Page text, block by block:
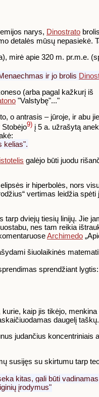
narys, Dinostrato
detalės mūsų nepasiekė.
mirė apie 320 m. pr.m.e.
ir jo brolis
(arba pagal kažkurį iš
"Valstybę"..."
o antrasis – jūroje, ir abu
9) į 5 a. užrašytą
kelias".
galėjo būti juodu
ir hiperbolės, nors
vertimas leidžia spėti
tarp dviejų tiesių linijų. Jie
nes tam reikia
Archimedo
šiuolaikinės
sprendžiant lygtis:
kaip jis tikėjo,
daugelį taškų.
judančius koncentriniais
susijęs su skirtumu tarp
kitas, gali būti
įrodymus"